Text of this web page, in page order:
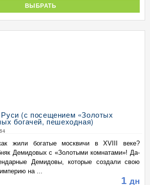
ВЫБРАТЬ
(с посещением «Золотых
богачей, пешеходная)
жили богатые москвичи в XVIII веке?
Демидовых с «Золотыми комнатами»! Да-
Демидовы, которые создали свою
на ...
1 дн